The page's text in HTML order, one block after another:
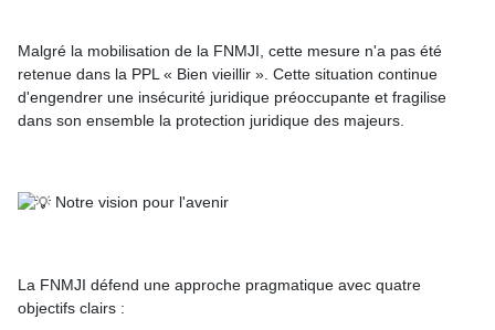
Malgré la mobilisation de la FNMJI, cette mesure n'a pas été
retenue dans la PPL « Bien vieillir ». Cette situation continue
d'engendrer une insécurité juridique préoccupante et fragilise
dans son ensemble la protection juridique des majeurs.
Notre vision pour l'avenir
La FNMJI défend une approche pragmatique avec quatre
objectifs clairs :